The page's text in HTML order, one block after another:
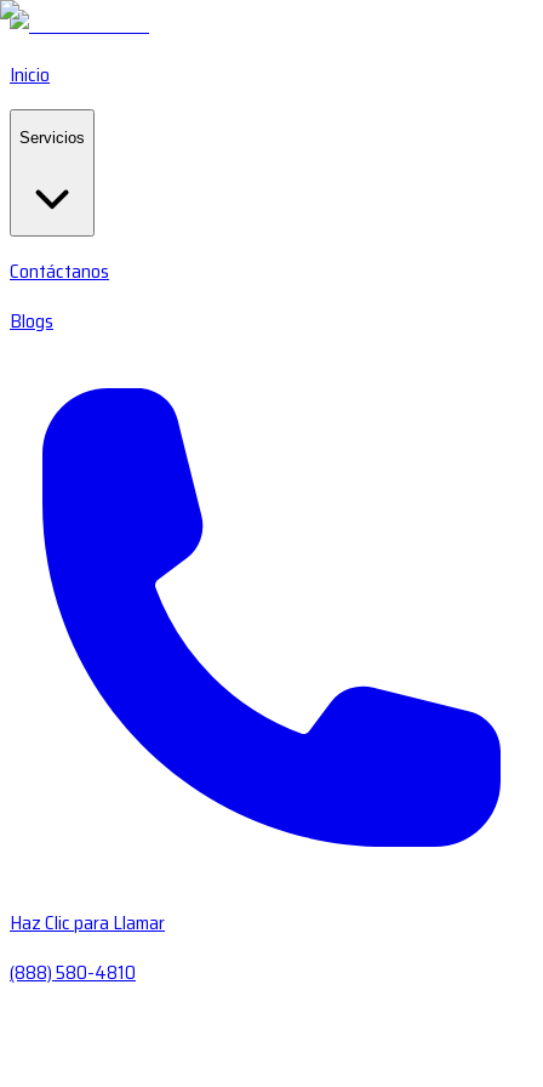
Inicio
Servicios
Contáctanos
Blogs
Haz Clic para Llamar
(888) 580-4810